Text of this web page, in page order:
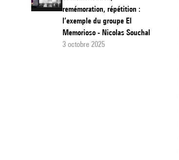
remémoration, répétition :
l’exemple du groupe El
Memorioso - Nicolas Souchal
3 octobre 2025